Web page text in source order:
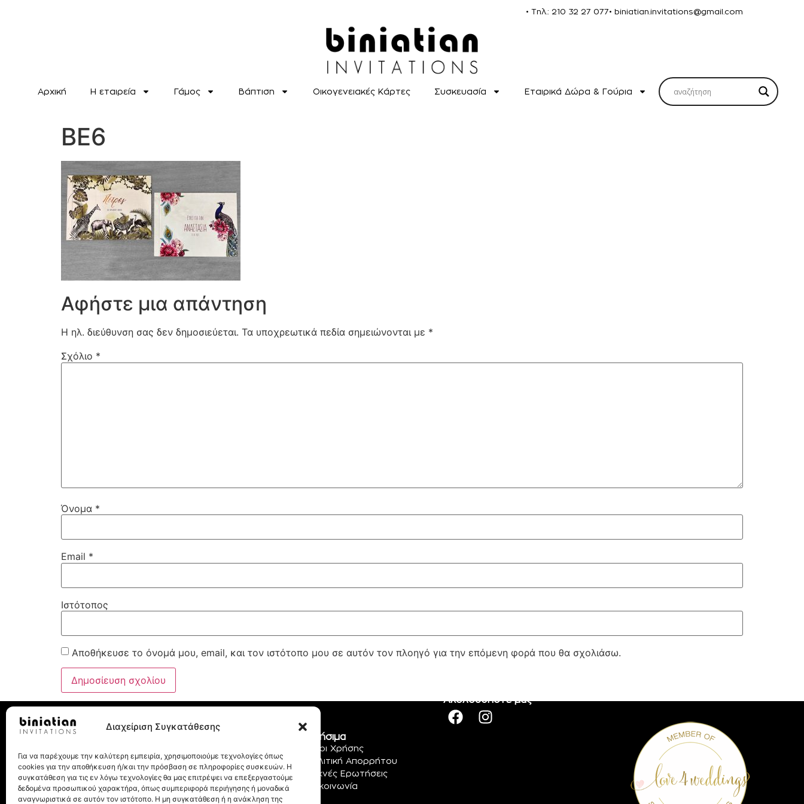
Διαχείριση Συγκατάθεσης
Για να παρέχουμε την καλύτερη εμπειρία, χρησιμοποιούμε τεχνολογίες όπως
cookies για την αποθήκευση ή/και την πρόσβαση σε πληροφορίες συσκευών. Η
συγκατάθεση για τις εν λόγω τεχνολογίες θα μας επιτρέψει να επεξεργαστούμε
δεδομένα προσωπικού χαρακτήρα, όπως συμπεριφορά περιήγησης ή μοναδικά
αναγνωριστικά σε αυτόν τον ιστότοπο. Η μη συγκατάθεση ή η ανάκληση της
• Τηλ.: 210 32 27 077• biniatian.invitations@gmail.com
Αρχική H εταιρεία Γάμος Βάπτιση Οικογενειακές Κάρτες Συσκευασία Εταιρικά Δώρα & Γούρια
BE6
Αφήστε μια απάντηση
Η ηλ. διεύθυνση σας δεν δημοσιεύεται. Τα υποχρεωτικά πεδία σημειώνονται με *
Σχόλιο *
Όνομα *
Email *
Ιστότοπος
Αποθήκευσε το όνομά μου, email, και τον ιστότοπο μου σε αυτόν τον πλοηγό για την επόμενη φορά που θα σχολιάσω.
Λεωχάρους 8, 10562, Αθήνα
Τηλ.: 210 32 27 077
Χρήσιμα
Όροι Χρήσης
Πολιτική Απορρήτου
Συχνές Ερωτήσεις
Επικοινωνία
Ακολουθήστε μας